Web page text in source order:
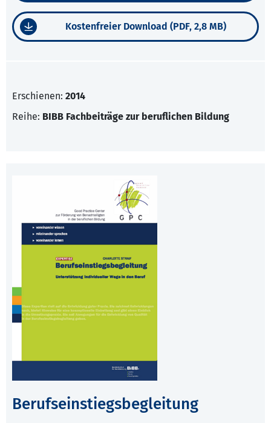
Kostenfreier Download (PDF, 2,8 MB)
Erschienen: 2014
Reihe: BIBB Fachbeiträge zur beruflichen Bildung
Berufseinstiegsbegleitung